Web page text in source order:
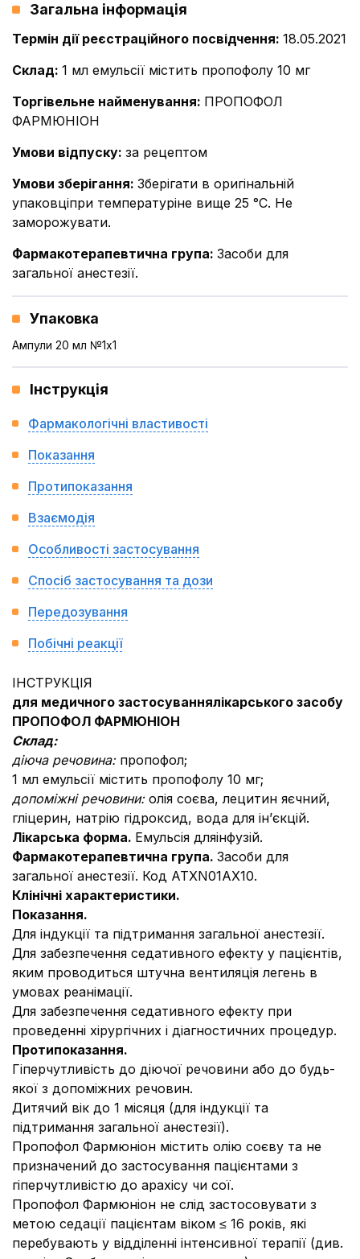
Загальна інформація
Термін дії реєстраційного посвідчення: 18.05.2021
Склад: 1 мл емульсії містить пропофолу 10 мг
Торгівельне найменування: ПРОПОФОЛ
ФАРМЮНІОН
Умови відпуску: за рецептом
Умови зберігання: Зберігати в оригінальній
упаковціпри температуріне вище 25 °С. Не
заморожувати.
Фармакотерапевтична група: Засоби для
загальної анестезії.
Упаковка
Ампули 20 мл №1x1
Інструкція
Фармакологічні властивості
Показання
Протипоказання
Взаємодія
Особливості застосування
Спосіб застосування та дози
Передозування
Побічні реакції
ІНСТРУКЦІЯ
для медичного застосуваннялікарського засобу
ПРОПОФОЛ ФАРМЮНІОН
Склад:
діюча речовина: пропофол;
1 мл емульсії містить пропофолу 10 мг;
допоміжні речовини: олія соєва, лецитин яєчний,
гліцерин, натрію гідроксид, вода для ін’єкцій.
Лікарська форма. Емульсія дляінфузій.
Фармакотерапевтична група. Засоби для
загальної анестезії. Код АТХN01AX10.
Клінічні характеристики.
Показання.
Для індукції та підтримання загальної анестезії.
Для забезпечення седативного ефекту у пацієнтів,
яким проводиться штучна вентиляція легень в
умовах реанімації.
Для забезпечення седативного ефекту при
проведенні хірургічних і діагностичних процедур.
Протипоказання.
Гіперчутливість до діючої речовини або до будь-
якої з допоміжних речовин.
Дитячий вік до 1 місяця (для індукції та
підтримання загальної анестезії).
Пропофол Фармюніон містить олію соєву та не
призначений до застосування пацієнтами з
гіперчутливістю до арахісу чи сої.
Пропофол Фармюніон не слід застосовувати з
метою седації пацієнтам віком ≤ 16 років, які
перебувають у відділенні інтенсивної терапії (див.